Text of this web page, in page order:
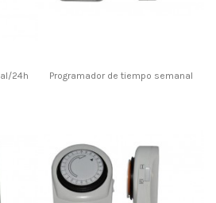
24h Programador de tiempo semanal